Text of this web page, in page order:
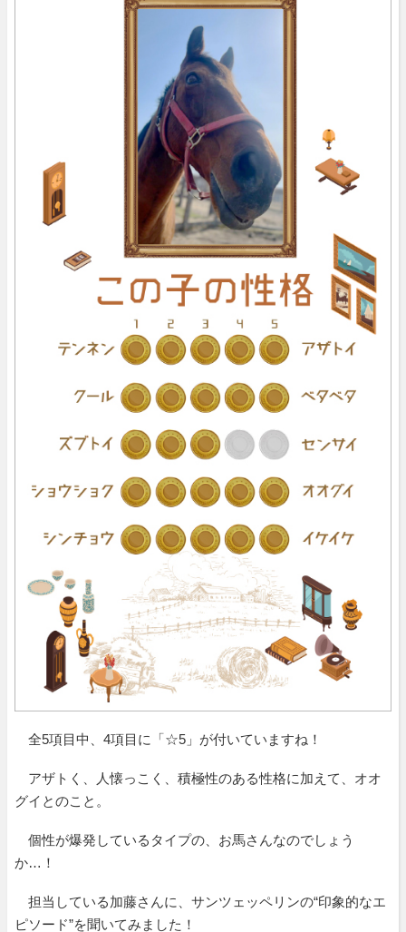
全5項目中、4項目に「☆5」が付いていますね！
アザトく、人懐っこく、積極性のある性格に加えて、オオ
グイとのこと。
個性が爆発しているタイプの、お馬さんなのでしょう
か…！
担当している加藤さんに、サンツェッペリンの“印象的なエ
ピソード”を聞いてみました！